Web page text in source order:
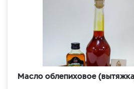
Масло облепиховое